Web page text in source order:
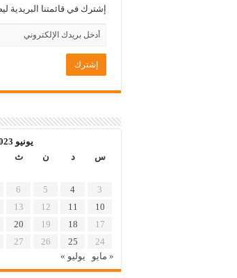
إشترك في قائمتنا البريدية
يونيو 2023
س
د ن ث
3
4
5
6
10
11
12
13
17
18
19
20
24
25
26
27
« مايو
يوليو »